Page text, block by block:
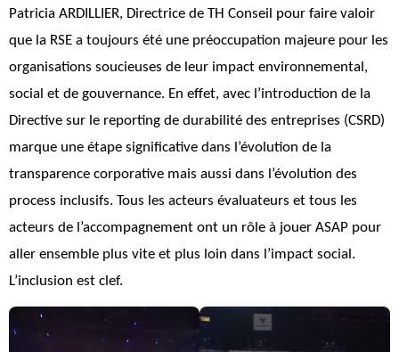
Patricia ARDILLIER, Directrice de TH Conseil pour faire valoir
que la RSE a toujours été une préoccupation majeure pour les
organisations soucieuses de leur impact environnemental,
social et de gouvernance. En effet, avec l’introduction de la
Directive sur le reporting de durabilité des entreprises (CSRD)
marque une étape significative dans l’évolution de la
transparence corporative mais aussi dans l’évolution des
process inclusifs. Tous les acteurs évaluateurs et tous les
acteurs de l’accompagnement ont un rôle à jouer ASAP pour
aller ensemble plus vite et plus loin dans l’impact social.
L’inclusion est clef.